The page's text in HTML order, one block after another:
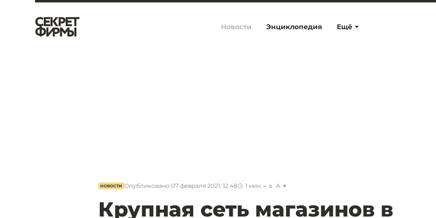
Ещё
Новости Энциклопедия
НОВОСТИ Опубликовано 07 февраля 2021, 12:48 1 мин. a A
Крупная сеть магазинов в